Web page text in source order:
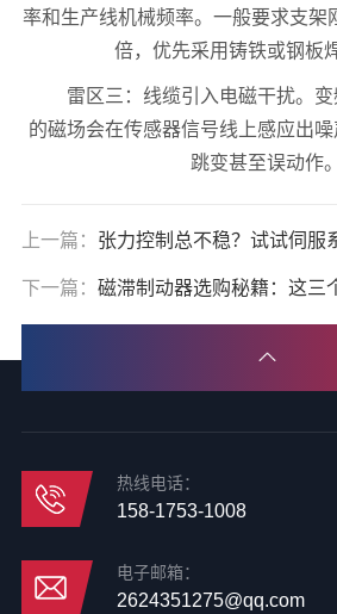
率和生产线机械频率。一般要求支架
倍，优先采用铸铁或钢板
雷区三：线缆引入电磁干扰。
的磁场会在传感器信号线上感应出
跳变甚至误动作。
上一篇： 张力控制总不稳？试试伺服
下一篇： 磁滞制动器选购秘籍：这三
热线电话：
158-1753-1008
电子邮箱：
2624351275@qq.com